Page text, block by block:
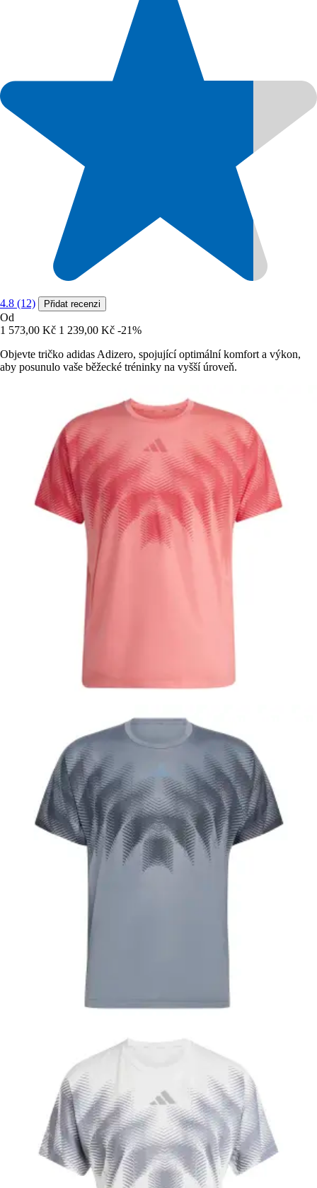
4.8 (12) Přidat recenzi
Od
1 573,00 Kč 1 239,00 Kč -21%
Objevte tričko adidas Adizero, spojující optimální komfort a výkon,
aby posunulo vaše běžecké tréninky na vyšší úroveň.